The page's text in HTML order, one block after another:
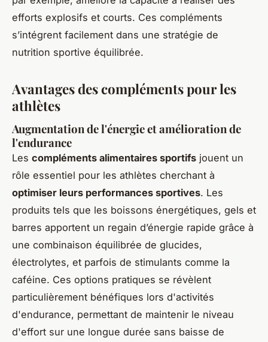
efforts explosifs et courts. Ces compléments
s’intégrent facilement dans une stratégie de
nutrition sportive équilibrée.
Avantages des compléments pour les
athlètes
Augmentation de l'énergie et amélioration de
l'endurance
Les compléments alimentaires sportifs jouent un
rôle essentiel pour les athlètes cherchant à
optimiser leurs performances sportives. Les
produits tels que les boissons énergétiques, gels et
barres apportent un regain d’énergie rapide grâce à
une combinaison équilibrée de glucides,
électrolytes, et parfois de stimulants comme la
caféine. Ces options pratiques se révèlent
particulièrement bénéfiques lors d'activités
d'endurance, permettant de maintenir le niveau
d'effort sur une longue durée sans baisse de